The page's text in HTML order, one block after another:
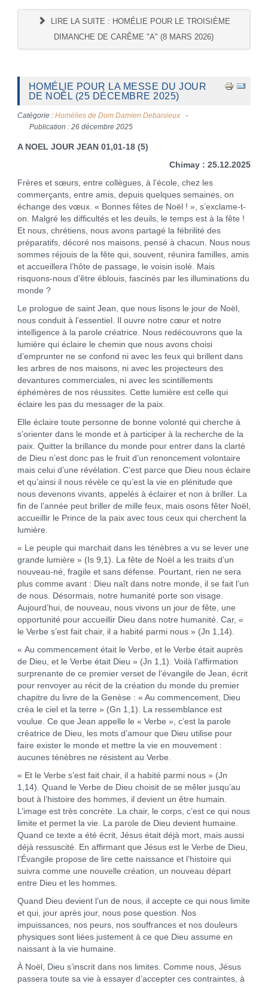
LIRE LA SUITE : HOMÉLIE POUR LE TROISIÈME
DIMANCHE DE CARÊME "A" (8 MARS 2026)
HOMÉLIE POUR LA MESSE DU JOUR
DE NOÊL (25 DÉCEMBRE 2025)
Catégorie : Homélies de Dom Damien Debaisieux
Publication : 26 décembre 2025
A NOEL JOUR JEAN 01,01-18 (5)
Chimay : 25.12.2025
Frères et sœurs, entre collègues, à l’école, chez les
commerçants, entre amis, depuis quelques semaines, on
échange des vœux. « Bonnes fêtes de Noël ! », s’exclame-t-
on. Malgré les difficultés et les deuils, le temps est à la fête !
Et nous, chrétiens, nous avons partagé la fébrilité des
préparatifs, décoré nos maisons, pensé à chacun. Nous nous
sommes réjouis de la fête qui, souvent, réunira familles, amis
et accueillera l’hôte de passage, le voisin isolé. Mais
risquons-nous d’être éblouis, fascinés par les illuminations du
monde ?
Le prologue de saint Jean, que nous lisons le jour de Noël,
nous conduit à l’essentiel. Il ouvre notre cœur et notre
intelligence à la parole créatrice. Nous redécouvrons que la
lumière qui éclaire le chemin que nous avons choisi
d’emprunter ne se confond ni avec les feux qui brillent dans
les arbres de nos maisons, ni avec les projecteurs des
devantures commerciales, ni avec les scintillements
éphémères de nos réussites. Cette lumière est celle qui
éclaire les pas du messager de la paix.
Elle éclaire toute personne de bonne volonté qui cherche à
s’orienter dans le monde et à participer à la recherche de la
paix. Quitter la brillance du monde pour entrer dans la clarté
de Dieu n’est donc pas le fruit d’un renoncement volontaire
mais celui d’une révélation. C’est parce que Dieu nous éclaire
et qu’ainsi il nous révèle ce qu’est la vie en plénitude que
nous devenons vivants, appelés à éclairer et non à briller. La
fin de l’année peut briller de mille feux, mais osons fêter Noël,
accueillir le Prince de la paix avec tous ceux qui cherchent la
lumière.
« Le peuple qui marchait dans les ténèbres a vu se lever une
grande lumière » (Is 9,1). La fête de Noël a les traits d’un
nouveau-né, fragile et sans défense. Pourtant, rien ne sera
plus comme avant : Dieu naît dans notre monde, il se fait l’un
de nous. Désormais, notre humanité porte son visage.
Aujourd’hui, de nouveau, nous vivons un jour de fête, une
opportunité pour accueillir Dieu dans notre humanité. Car, «
le Verbe s’est fait chair, il a habité parmi nous » (Jn 1,14).
« Au commencement était le Verbe, et le Verbe était auprès
de Dieu, et le Verbe était Dieu » (Jn 1,1). Voilà l’affirmation
surprenante de ce premier verset de l’évangile de Jean, écrit
pour renvoyer au récit de la création du monde du premier
chapitre du livre de la Genèse : « Au commencement, Dieu
créa le ciel et la terre » (Gn 1,1). La ressemblance est
voulue. Ce que Jean appelle le « Verbe », c’est la parole
créatrice de Dieu, les mots d’amour que Dieu utilise pour
faire exister le monde et mettre la vie en mouvement :
aucunes ténèbres ne résistent au Verbe.
« Et le Verbe s’est fait chair, il a habité parmi nous » (Jn
1,14). Quand le Verbe de Dieu choisit de se mêler jusqu’au
bout à l’histoire des hommes, il devient un être humain.
L’image est très concrète. La chair, le corps, c’est ce qui nous
limite et permet la vie. La parole de Dieu devient humaine.
Quand ce texte a été écrit, Jésus était déjà mort, mais aussi
déjà ressuscité. En affirmant que Jésus est le Verbe de Dieu,
l’Évangile propose de lire cette naissance et l’histoire qui
suivra comme une nouvelle création, un nouveau départ
entre Dieu et les hommes.
Quand Dieu devient l’un de nous, il accepte ce qui nous limite
et qui, jour après jour, nous pose question. Nos
impuissances, nos peurs, nos souffrances et nos douleurs
physiques sont liées justement à ce que Dieu assume en
naissant à la vie humaine.
À Noël, Dieu s’inscrit dans nos limites. Comme nous, Jésus
passera toute sa vie à essayer d’accepter ces contraintes, à